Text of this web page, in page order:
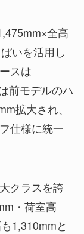
全高
いを活用し
スは
前モデルのハ
拡大され、
仕様に統一
クラスを誇
・荷室高
1,310mmと